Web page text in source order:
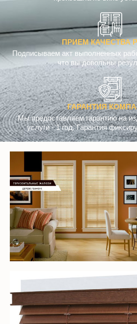
Компенсируем за свой счет порчу
произошла по вине
ПРИЕМ КАЧЕСТВА
Подписываем акт выполненных
что вы довольны
ГАРАНТИЯ
Мы предоставляем гарантию на
услуги - 1 год. Гарантия